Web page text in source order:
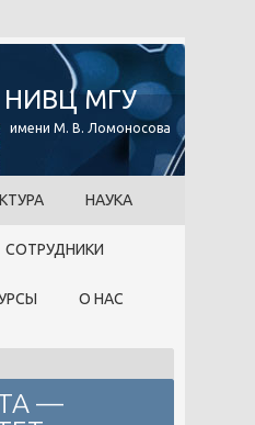
содержанию
НИВЦ МГУ
имени М. В. Ломоносова
НАУКА
СОТРУДНИКИ
О НАС
—